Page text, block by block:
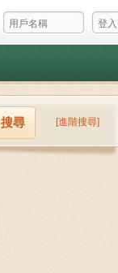
搜尋 [進階搜尋]